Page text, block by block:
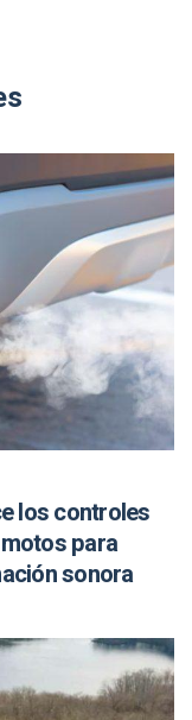
los controles
para
sonora